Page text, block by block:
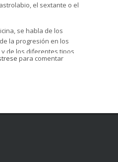
el sextante o el
se habla de los
la progresión en los
de los diferentes tipos
dosis como los
con precisión.
especies y a
de forma básica,
para comentar